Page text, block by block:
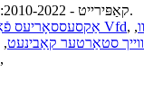
© קאַפּירייט - 2010-2022: כל הזכויות שמורות.
אַקסעססאָריעס פֿאַר ווייך סטאַרטער און Vfd, ,
ווייך סטאַרטער קאַבינעט,
,